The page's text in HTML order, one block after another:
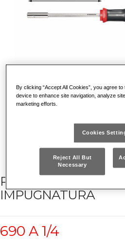
PORTAINSERTI
IMPUGNATURA
690 A 1/4
By clicking “Accept All Cookies”, you agree
device to enhance site navigation, analyze
marketing efforts.
Cookies
Reject All But
Necessary